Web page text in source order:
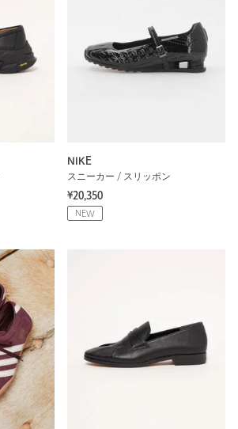
NIKE
スニーカー / スリッポン
¥20,350
NEW